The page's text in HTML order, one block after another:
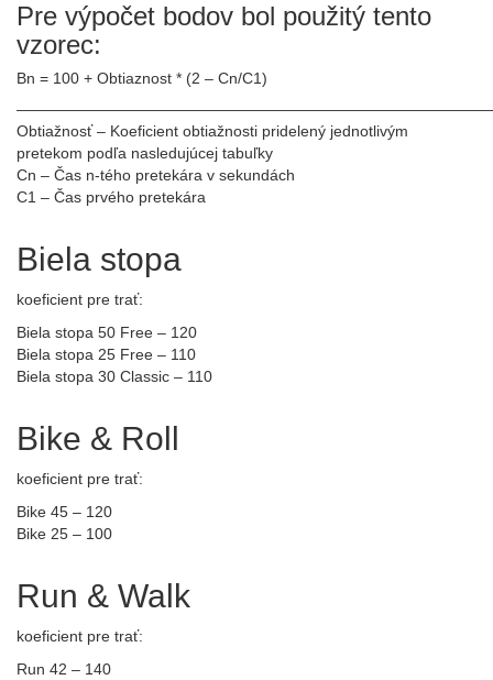
Pre výpočet bodov bol použitý tento
vzorec:
Bn = 100 + Obtiaznost * (2 – Cn/C1)
Obtiažnosť – Koeficient obtiažnosti pridelený jednotlivým
pretekom podľa nasledujúcej tabuľky
Cn – Čas n-tého pretekára v sekundách
C1 – Čas prvého pretekára
Biela stopa
koeficient pre trať:
Biela stopa 50 Free – 120
Biela stopa 25 Free – 110
Biela stopa 30 Classic – 110
Bike & Roll
koeficient pre trať:
Bike 45 – 120
Bike 25 – 100
Run & Walk
koeficient pre trať:
Run 42 – 140